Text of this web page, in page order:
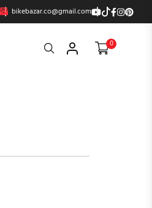
bikebazar.co@gmail.com
Search 0